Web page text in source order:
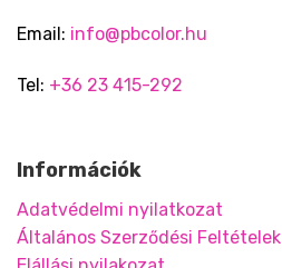
Email: info@pbcolor.hu
Tel: +36 23 415-292
Információk
Adatvédelmi nyilatkozat
Általános Szerződési Feltételek